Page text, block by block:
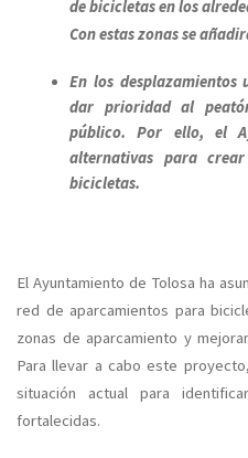
de bicicletas en los
Con estas zonas se
En los
dar prioridad al
público. Por ello, el
alternativas para
bicicletas.
El Ayuntamiento de Tolosa ha
red de aparcamientos para
zonas de aparcamiento y
Para llevar a cabo este
situación actual para
fortalecidas.